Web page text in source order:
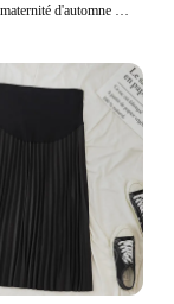
Vêtements de maternité d'automne pour femmes enceintes, Slim hanche longue, jupes tricotées, taille réglable, jupe crayon, bouton, mouche, jupe de grossesse fendue